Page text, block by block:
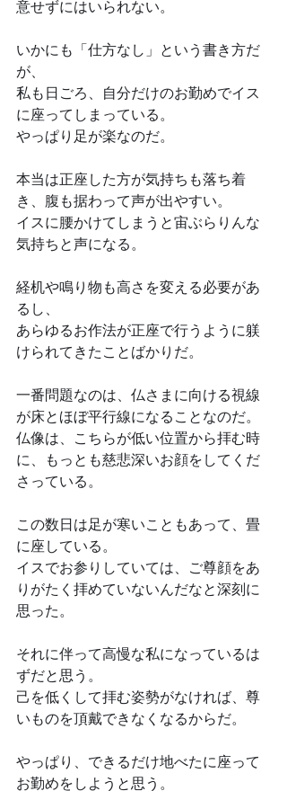
意せずにはいられない。
いかにも「仕方なし」という書き方だ
が、
私も日ごろ、自分だけのお勤めでイス
に座ってしまっている。
やっぱり足が楽なのだ。
本当は正座した方が気持ちも落ち着
き、腹も据わって声が出やすい。
イスに腰かけてしまうと宙ぶらりんな
気持ちと声になる。
経机や鳴り物も高さを変える必要があ
るし、
あらゆるお作法が正座で行うように躾
けられてきたことばかりだ。
一番問題なのは、仏さまに向ける視線
が床とほぼ平行線になることなのだ。
仏像は、こちらが低い位置から拝む時
に、もっとも慈悲深いお顔をしてくだ
さっている。
この数日は足が寒いこともあって、畳
に座している。
イスでお参りしていては、ご尊顔をあ
りがたく拝めていないんだなと深刻に
思った。
それに伴って高慢な私になっているは
ずだと思う。
己を低くして拝む姿勢がなければ、尊
いものを頂戴できなくなるからだ。
やっぱり、できるだけ地べたに座って
お勤めをしようと思う。